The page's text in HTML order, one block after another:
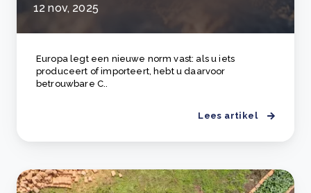
12 nov, 2025
Europa legt een nieuwe norm vast: als u iets
produceert of importeert, hebt u daarvoor
betrouwbare C..
Lees artikel